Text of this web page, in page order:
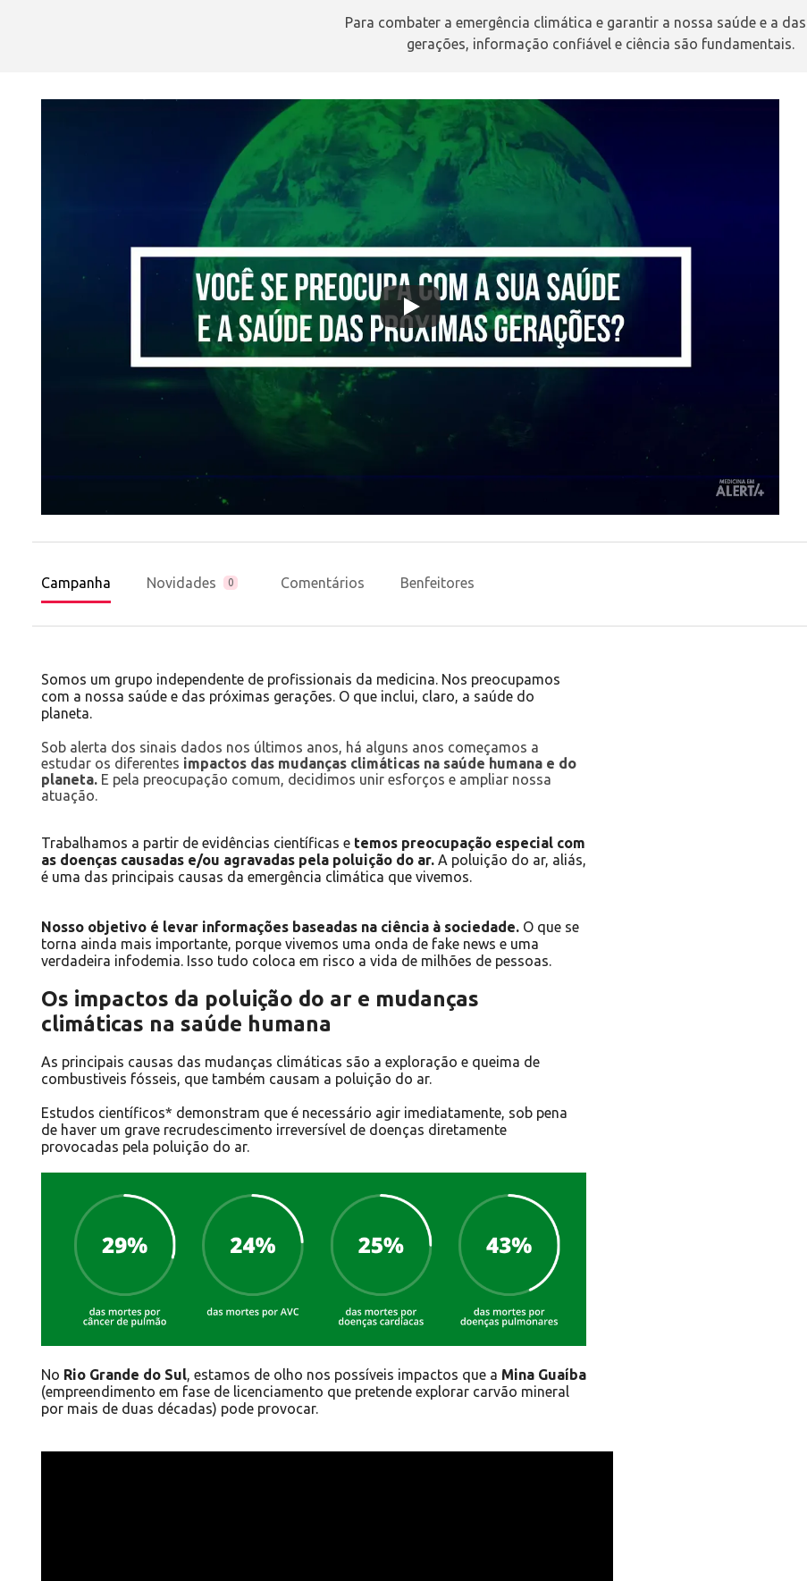
Para combater a emergência climática e garantir a nossa saúde e a
gerações, informação confiável e ciência são fundamentais.
Campanha Novidades 0 Comentários Benfeitores
Somos um grupo independente de profissionais da medicina. Nos preocupamos
com a nossa saúde e das próximas gerações. O que inclui, claro, a saúde do
planeta.
Sob alerta dos sinais dados nos últimos anos, há alguns anos começamos a
estudar os diferentes impactos das mudanças climáticas na saúde humana e do
planeta. E pela preocupação comum, decidimos unir esforços e ampliar nossa
atuação.
Trabalhamos a partir de evidências científicas e temos preocupação especial com
as doenças causadas e/ou agravadas pela poluição do ar. A poluição do ar, aliás,
é uma das principais causas da emergência climática que vivemos.
Nosso objetivo é levar informações baseadas na ciência à sociedade. O que se
torna ainda mais importante, porque vivemos uma onda de fake news e uma
verdadeira infodemia. Isso tudo coloca em risco a vida de milhões de pessoas.
Os impactos da poluição do ar e mudanças
climáticas na saúde humana
As principais causas das mudanças climáticas são a exploração e queima de
combustiveis fósseis, que também causam a poluição do ar.
Estudos científicos* demonstram que é necessário agir imediatamente, sob pena
de haver um grave recrudescimento irreversível de doenças diretamente
provocadas pela poluição do ar.
No Rio Grande do Sul, estamos de olho nos possíveis impactos que a Mina Guaíba
(empreendimento em fase de licenciamento que pretende explorar carvão mineral
por mais de duas décadas) pode provocar.